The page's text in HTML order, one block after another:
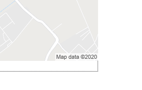
- súhlas s druhom
Funkčné
v novom okne